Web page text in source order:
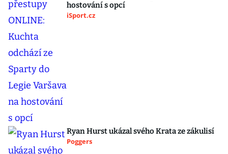
hostování s opcí
iSport.cz
Ryan Hurst ukázal svého Krata ze zákulisí
Poggers